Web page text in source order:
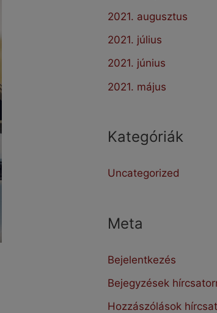
2021. augusztus
2021. július
2021. június
2021. május
Kategóriák
Uncategorized
Meta
Bejelentkezés
Bejegyzések
Hozzászólások